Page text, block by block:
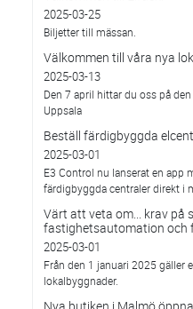
2025-03-25
Biljetter till mässan.
Välkommen till våra nya
2025-03-13
Den 7 april hittar du oss på
Uppsala
Beställ färdigbyggda
2025-03-01
E3 Control nu lanserat en app
färdigbyggda centraler direkt i
Värt att veta om... krav på
fastighetsautomation och
2025-03-01
Från den 1 januari 2025 gäller
lokalbyggnader.